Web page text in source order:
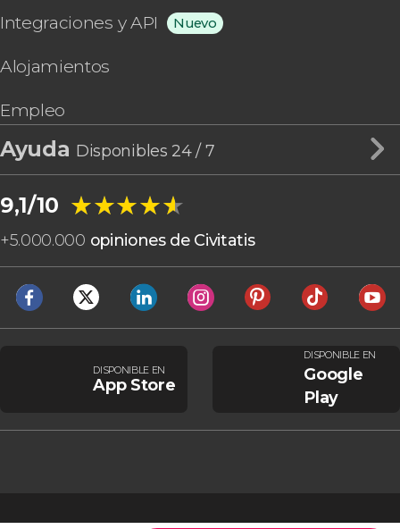
Integraciones y API Nuevo
Alojamientos
Empleo
Ayuda Disponibles 24 / 7
9,1/10 ★★★★★
★★★★★
+5.000.000 opiniones de Civitatis
DISPONIBLE EN
App Store
DISPONIBLE EN
Google
Play